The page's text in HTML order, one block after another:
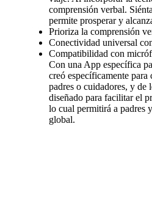
comprensión verbal.
permite prosperar y
Prioriza la comprensión
Conectividad universal
Compatibilidad con
Con una App específica
creó específicamente para
padres o cuidadores, y de
diseñado para facilitar el
lo cual permitirá a padres
global.